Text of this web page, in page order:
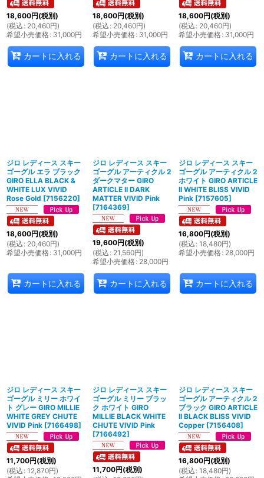
18,600円(税別)
(税込 : 20,460円)
希望小売価格: 31,000円
カートに入れる
18,600円(税別)
(税込 : 20,460円)
希望小売価格: 31,000円
カートに入れる
18,600円(税別)
(税込 : 20,460円)
希望小売価格: 31,000円
カートに入れる
ジロ レディース スキー
ゴーグル エラ ブラック
GIRO ELLA BLACK &
WHITE LUX VIVID
Rose Gold [7156220]
18,600円(税別)
(税込 : 20,460円)
希望小売価格: 31,000円
カートに入れる
ジロ レディース スキー
ゴーグル アーティクル 2
ダークマター GIRO
ARTICLE II DARK
MATTER VIVID Pink
[7164369]
19,600円(税別)
(税込 : 21,560円)
希望小売価格: 28,000円
カートに入れる
ジロ レディース スキー
ゴーグル アーティクル 2
ホワイト GIRO ARTICLE
II WHITE BLISS VIVID
Pink [7157605]
16,800円(税別)
(税込 : 18,480円)
希望小売価格: 28,000円
カートに入れる
ジロ レディース スキー
ゴーグル ミリー ホワイ
ト グレー GIRO MILLIE
WHITE GREY CHUTE
VIVID Pink [7166498]
11,700円(税別)
(税込 : 12,870円)
ジロ レディース スキー
ゴーグル ミリー ブラッ
ク ホワイト GIRO
MILLIE BLACK WHITE
CHUTE VIVID Pink
[7166492]
11,700円(税別)
ジロ レディース スキー
ゴーグル アーティクル 2
ブラック GIRO ARTICLE
II BLACK BLISS VIVID
Copper [7156408]
16,800円(税別)
(税込 : 18,480円)